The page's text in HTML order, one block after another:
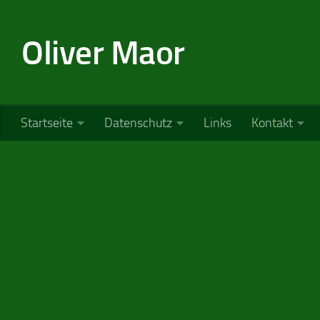
Oliver Maor
Startseite Datenschutz Links Kontakt